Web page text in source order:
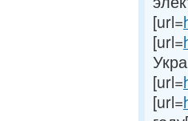
[url=
[url=
[url=
[url=